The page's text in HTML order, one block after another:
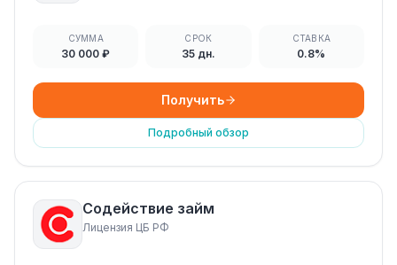
СУММА
30 000 ₽
СРОК
35 дн.
СТАВКА
0.8%
Получить
Подробный обзор
Содействие займ
Лицензия ЦБ РФ